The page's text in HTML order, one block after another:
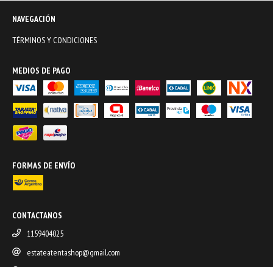
NAVEGACIÓN
TÉRMINOS Y CONDICIONES
MEDIOS DE PAGO
FORMAS DE ENVÍO
CONTACTANOS
1159404025
estateatentashop@gmail.com